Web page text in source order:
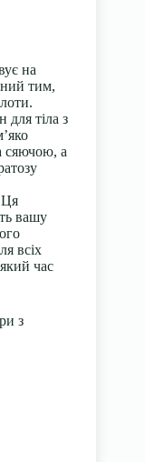
на
тим,
для тіла з
сяючою, а
Ця
вашу
всіх
час
з